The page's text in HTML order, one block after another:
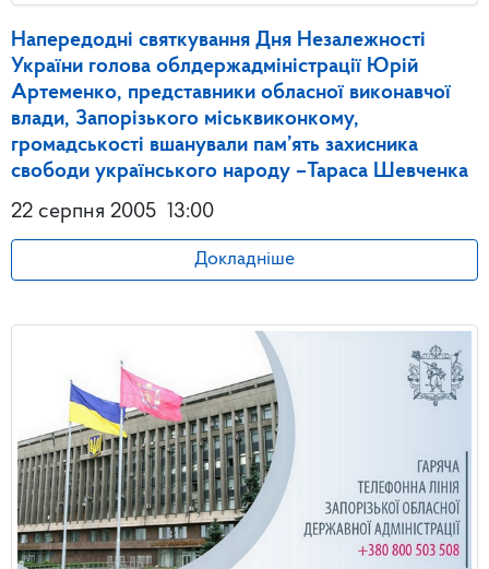
Напередодні святкування Дня Незалежності
України голова облдержадміністрації Юрій
Артеменко, представники обласної виконавчої
влади, Запорізького міськвиконкому,
громадськості вшанували пам’ять захисника
свободи українського народу –Тараса Шевченка
22 серпня 2005 13:00
Докладніше